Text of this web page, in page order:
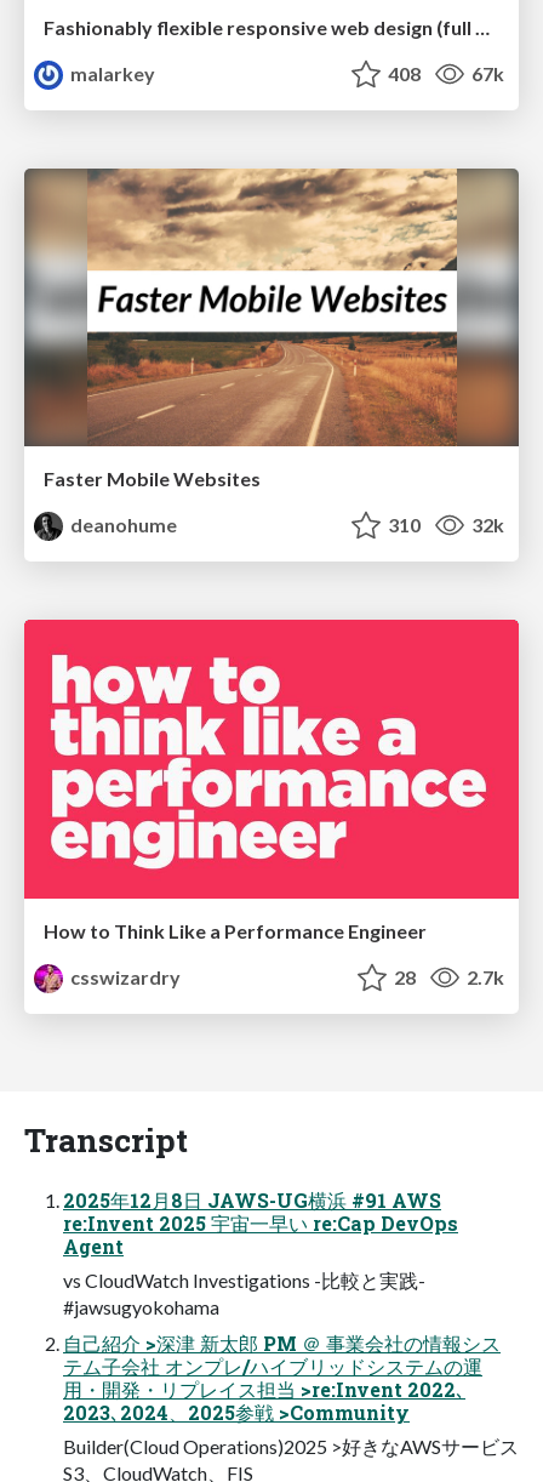
Fashionably flexible responsive web design (full day workshop)
malarkey
408 67k
Faster Mobile Websites
deanohume
310 32k
How to Think Like a Performance Engineer
csswizardry
28 2.7k
Transcript
2025年12月8日 JAWS-UG横浜 #91 AWS
re:Invent 2025 宇宙一早い re:Cap DevOps
Agent
vs CloudWatch Investigations -比較と実践-
#jawsugyokohama
自己紹介 >深津 新太郎 PM ＠ 事業会社の情報シス
テム子会社 オンプレ/ハイブリッドシステムの運
用・開発・リプレイス担当 >re:Invent 2022､
2023､2024、2025参戦 >Community
Builder(Cloud Operations)2025 >好きなAWSサービス
S3、CloudWatch、FIS